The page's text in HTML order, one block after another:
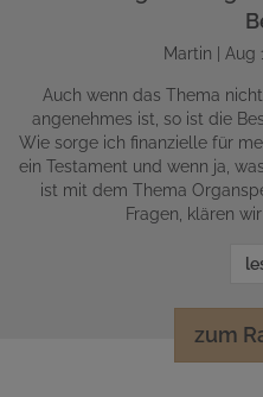
Martin | Aug
Auch wenn das Thema
angenehmes ist, so ist die
Wie sorge ich finanzielle für
ein Testament und wenn ja,
ist mit dem Thema
Fragen, klären
zum